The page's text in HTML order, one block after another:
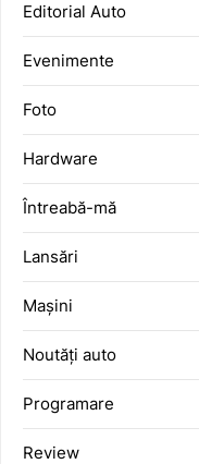
Editorial Auto
Evenimente
Foto
Hardware
Întreabă-mă
Lansări
Mașini
Noutăți auto
Programare
Review